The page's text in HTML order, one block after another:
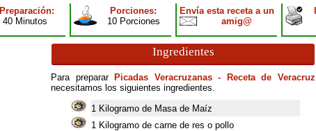
Preparación:
40 Minutos
Porciones:
10 Porciones
Envía esta receta a un
amig@
Ingredientes
Para preparar Picadas Veracruzanas - Receta de Veracruz
necesitamos los siguientes ingredientes.
1 Kilogramo de Masa de Maíz
1 Kilogramo de carne de res o pollo